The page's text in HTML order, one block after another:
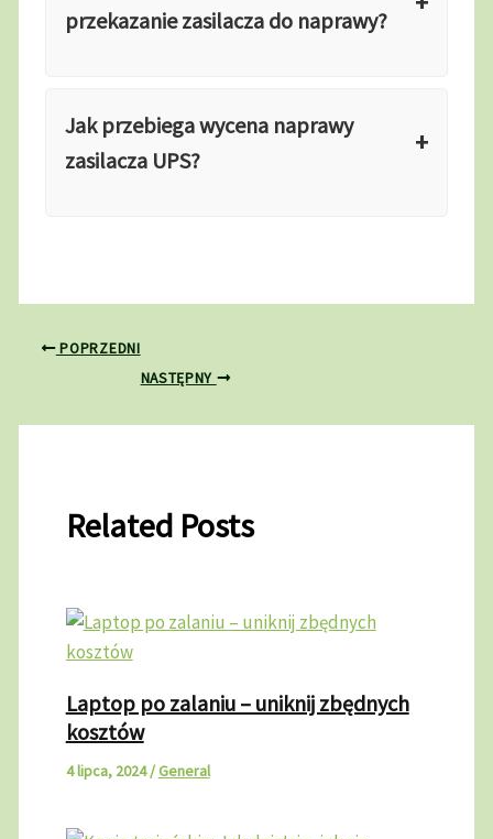
przekazanie zasilacza do naprawy?
Jak przebiega wycena naprawy
zasilacza UPS?
POPRZEDNI
NASTĘPNY
Related Posts
Laptop po zalaniu – uniknij zbędnych
kosztów
4 lipca, 2024/General